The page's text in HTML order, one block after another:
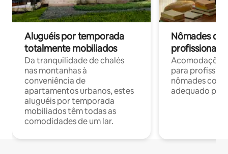
Aluguéis por temporada
totalmente mobiliados
Da tranquilidade de chalés
nas montanhas à
conveniência de
apartamentos urbanos, estes
aluguéis por temporada
mobiliados têm todas as
comodidades de um lar.
Nômades
profissionais
para
nômades com
adequado